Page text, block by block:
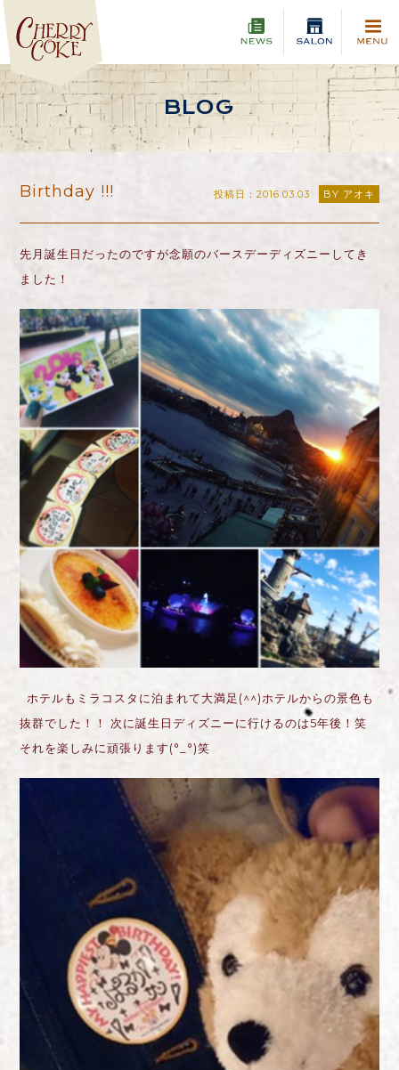
BLOG
Birthday !!! 投稿日：2016.03.03 BY アオキ
先月誕生日だったのですが念願のバースデーディズニーしてき
ました！
ホテルもミラコスタに泊まれて大満足(^^)ホテルからの景色も
抜群でした！！ 次に誕生日ディズニーに行けるのは5年後！笑
それを楽しみに頑張ります(°_°)笑